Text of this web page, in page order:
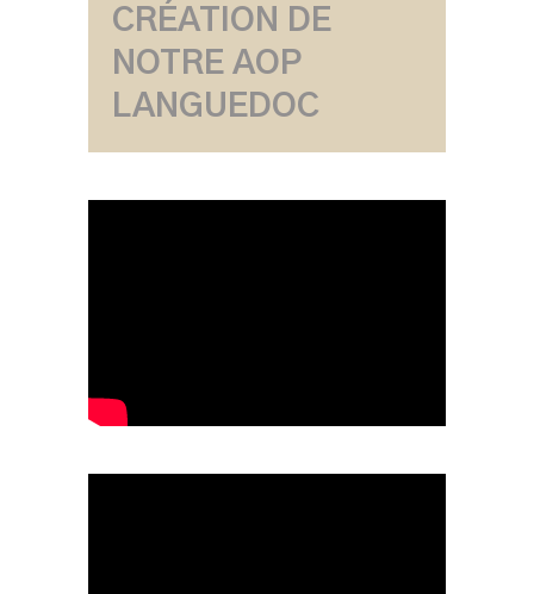
CRÉATION DE
NOTRE AOP
LANGUEDOC